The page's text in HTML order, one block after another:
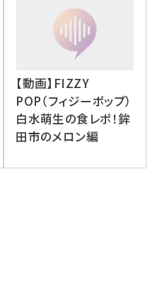
【動画】FIZZY
POP（フィジーポップ）
白水萌生の食レポ！鉾
田市のメロン編